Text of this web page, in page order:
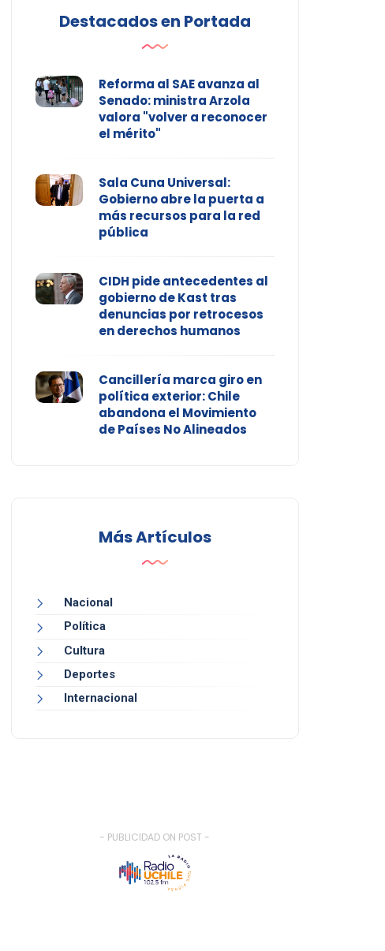
Destacados en Portada
Reforma al SAE avanza al
Senado: ministra Arzola
valora "volver a reconocer
el mérito"
Sala Cuna Universal:
Gobierno abre la puerta a
más recursos para la red
pública
CIDH pide antecedentes al
gobierno de Kast tras
denuncias por retrocesos
en derechos humanos
Cancillería marca giro en
política exterior: Chile
abandona el Movimiento
de Países No Alineados
Más Artículos
Nacional
Política
Cultura
Deportes
Internacional
- PUBLICIDAD ON POST -